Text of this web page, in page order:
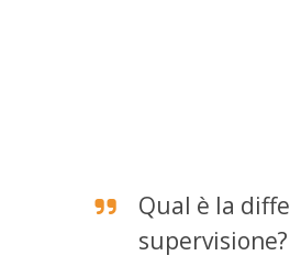
Qual è la
supervisione?